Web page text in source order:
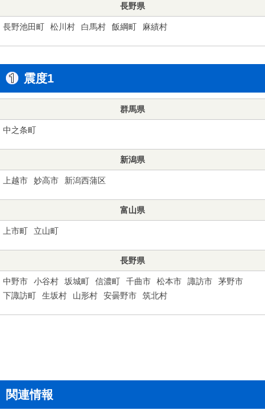
長野県
長野池田町 松川村 白馬村 飯綱町 麻績村
震度1
群馬県
中之条町
新潟県
上越市 妙高市 新潟西蒲区
富山県
上市町 立山町
長野県
中野市 小谷村 坂城町 信濃町 千曲市 松本市 諏訪市
茅野市
下諏訪町
生坂村 山形村 安曇野市 筑北村
関連情報